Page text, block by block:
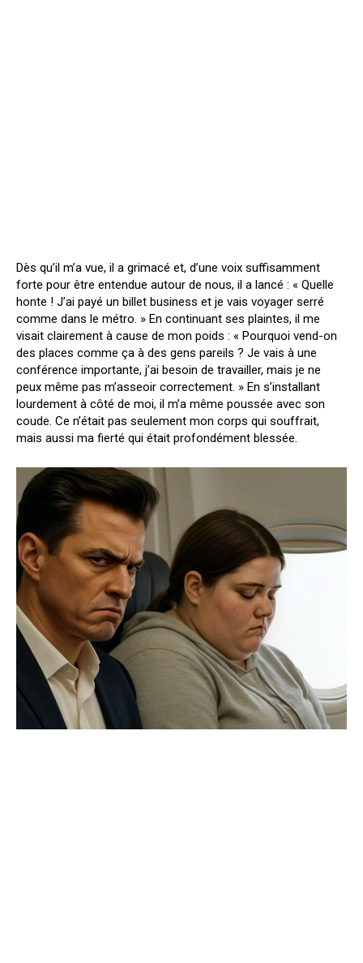
Dès qu’il m’a vue, il a grimacé et, d’une voix suffisamment
forte pour être entendue autour de nous, il a lancé : « Quelle
honte ! J’ai payé un billet business et je vais voyager serré
comme dans le métro. » En continuant ses plaintes, il me
visait clairement à cause de mon poids : « Pourquoi vend-on
des places comme ça à des gens pareils ? Je vais à une
conférence importante, j’ai besoin de travailler, mais je ne
peux même pas m’asseoir correctement. » En s’installant
lourdement à côté de moi, il m’a même poussée avec son
coude. Ce n’était pas seulement mon corps qui souffrait,
mais aussi ma fierté qui était profondément blessée.